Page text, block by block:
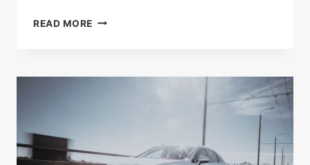
READ MORE បញ្ចុះ
កក់